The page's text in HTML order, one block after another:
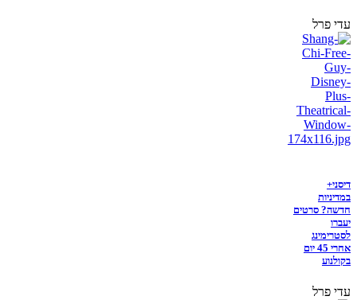
עדי פרל
דיסני+
במדיניות
חדשה? סרטים
יעברו
לסטרימינג
אחרי 45 יום
בקולנוע
עדי פרל